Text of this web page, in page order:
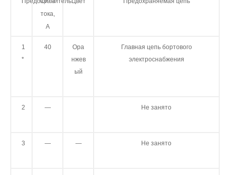
тока,
А
1
*
40
Ора
нжев
ый
Главная цепь бортового
электроснабжения
2 — Не занято
3 — — Не занято